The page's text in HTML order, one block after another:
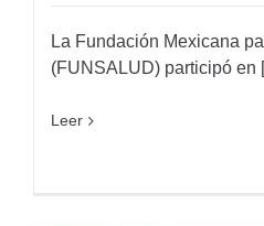
La Fundación Mexicana
(FUNSALUD) participó en
Leer